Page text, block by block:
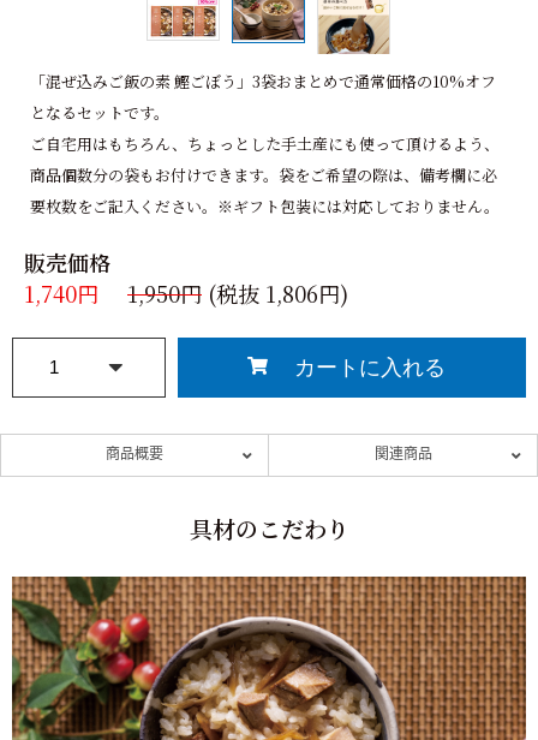
「混ぜ込みご飯の素 鰹ごぼう」3袋おまとめで通常価格の10%オフ
となるセットです。
ご自宅用はもちろん、ちょっとした手土産にも使って頂けるよう、
商品個数分の袋もお付けできます。袋をご希望の際は、備考欄に必
要枚数をご記入ください。※ギフト包装には対応しておりません。
販売価格
1,740円
1,950円 (税抜 1,806円)
商品概要 関連商品
具材のこだわり